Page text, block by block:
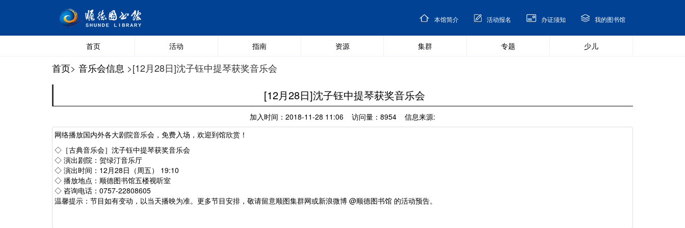
本馆简介 活动报名 办证须知 我的图书馆
首页 活动 指南 资源 集群 专题 少儿
首页> 音乐会信息 >[12月28日]沈子钰中提琴获奖音乐会
[12月28日]沈子钰中提琴获奖音乐会
加入时间：2018-11-28 11:06 访问量：8954 信息来源:
网络播放国内外各大剧院音乐会，免费入场，欢迎到馆欣赏！
◇［古典音乐会］沈子钰中提琴获奖音乐会
◇ 演出剧院：贺绿汀音乐厅
◇ 演出时间：12月28日（周五） 19:10
◇ 播放地点：顺德图书馆五楼视听室
◇ 咨询电话：0757-22808605
温馨提示：节目如有变动，以当天播映为准。更多节目安排，敬请留意顺图集群网或新浪微博 @顺德图书馆 的活动预告。